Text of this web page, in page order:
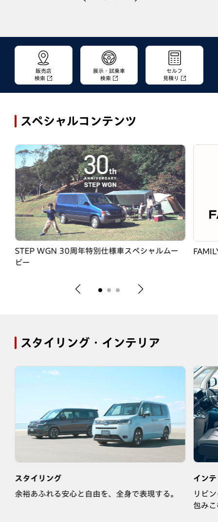
販売店
検索
展示・試乗車
検索
セルフ
見積り
スペシャルコンテンツ
STEP WGN 30周年特別仕様車スペシャルムー
ビー
スタイリング・インテリア
スタイリング
余裕あふれる安心と自由を、全身で表現する。
イン
リビ
包み